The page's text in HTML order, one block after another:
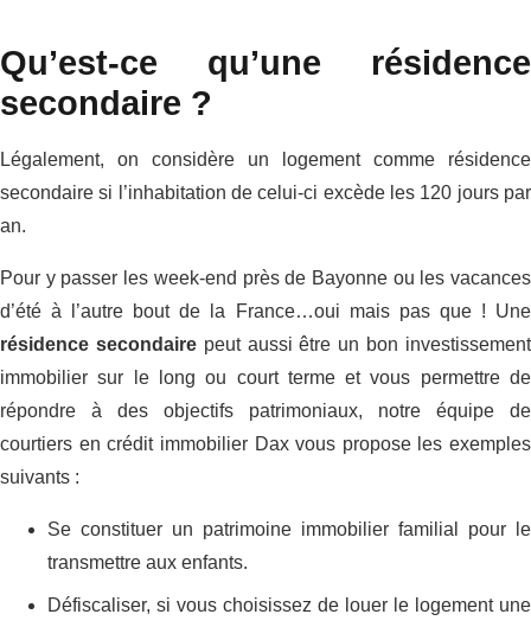
Qu’est-ce qu’une résidence
secondaire ?
Légalement, on considère un logement comme résidence
secondaire si l’inhabitation de celui-ci excède les 120 jours par
an.
Pour y passer les week-end près de Bayonne ou les vacances
d’été à l’autre bout de la France…oui mais pas que ! Une
résidence secondairepeut aussi être un bon investissement
immobilier sur le long ou court terme et vous permettre de
répondre à des objectifs patrimoniaux, notre équipe de
courtiers en crédit immobilier Dax vous propose les exemples
suivants :
Se constituer un patrimoine immobilier familial pour le
transmettre aux enfants.
Défiscaliser, si vous choisissez de louer le logement une